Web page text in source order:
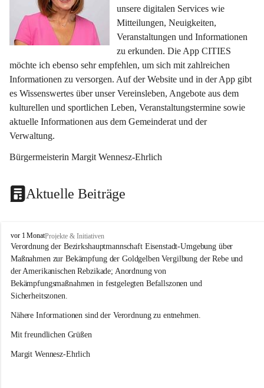
unsere digitalen Services wie
Mitteilungen, Neuigkeiten,
Veranstaltungen und Informationen
zu erkunden. Die App CITIES
möchte ich ebenso sehr empfehlen, um sich mit zahlreichen
Informationen zu versorgen. Auf der Website und in der App gibt
es Wissenswertes über unser Vereinsleben, Angebote aus dem
kulturellen und sportlichen Leben, Veranstaltungstermine sowie
aktuelle Informationen aus dem Gemeinderat und der
Verwaltung.
Bürgermeisterin Margit Wennesz-Ehrlich
Aktuelle Beiträge
O
s
l
i
p
vor 1 MonatProjekte & Initiativen
Verordnung der Bezirkshauptmannschaft Eisenstadt-Umgebung über
Maßnahmen zur Bekämpfung der Goldgelben Vergilbung der Rebe und
der Amerikanischen Rebzikade; Anordnung von
Bekämpfungsmaßnahmen in festgelegten Befallszonen und
Sicherheitszonen.
Nähere Informationen sind der Verordnung zu entnehmen.
Mit freundlichen Grüßen
Margit Wennesz-Ehrlich